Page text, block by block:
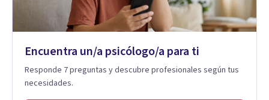
Encuentra un/a psicólogo/a para ti
Responde 7 preguntas y descubre profesionales según tus
necesidades.